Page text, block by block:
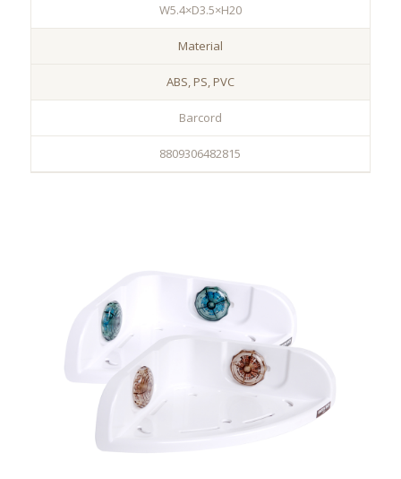
W5.4×D3.5×H20
Material
ABS, PS, PVC
Barcord
8809306482815